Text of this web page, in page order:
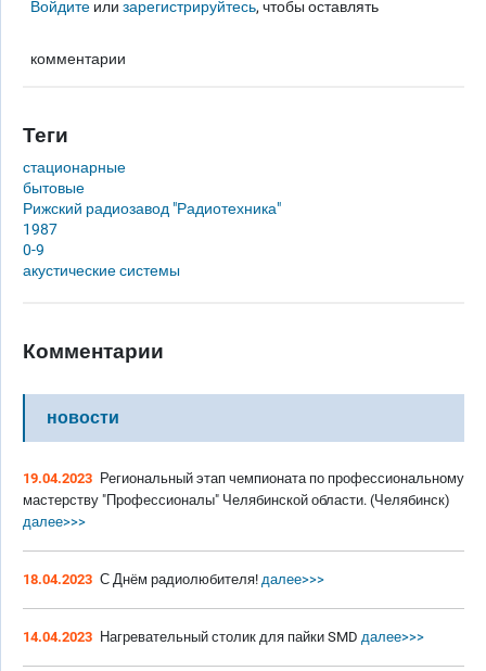
Войдите илизарегистрируйтесь, чтобы оставлять
комментарии
Теги
стационарные
бытовые
Рижский радиозавод "Радиотехника"
1987
0-9
акустические системы
Комментарии
новости
19.04.2023 Региональный этап чемпионата по профессиональному
мастерству "Профессионалы" Челябинской области. (Челябинск)
далее>>>
18.04.2023 С Днём радиолюбителя! далее>>>
14.04.2023 Нагревательный столик для пайки SMD далее>>>